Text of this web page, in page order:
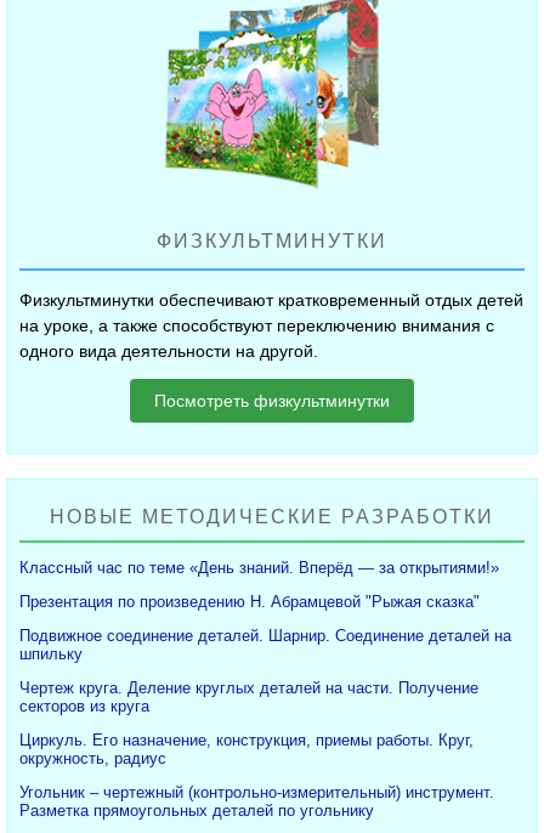
ФИЗКУЛЬТМИНУТКИ
Физкультминутки обеспечивают кратковременный отдых детей
на уроке, а также способствуют переключению внимания с
одного вида деятельности на другой.
Посмотреть физкультминутки
НОВЫЕ МЕТОДИЧЕСКИЕ РАЗРАБОТКИ
Классный час по теме «День знаний. Вперёд — за открытиями!»
Презентация по произведению Н. Абрамцевой "Рыжая сказка"
Подвижное соединение деталей. Шарнир. Соединение деталей на
шпильку
Чертеж круга. Деление круглых деталей на части. Получение
секторов из круга
Циркуль. Его назначение, конструкция, приемы работы. Круг,
окружность, радиус
Угольник – чертежный (контрольно-измерительный) инструмент.
Разметка прямоугольных деталей по угольнику